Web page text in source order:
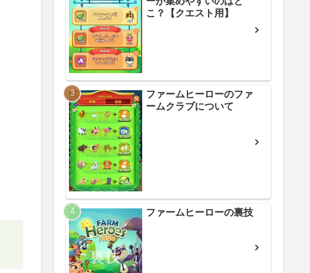
こ？【クエスト用】
ファームヒーローのファ
ームクラブについて
ファームヒーローの裏技